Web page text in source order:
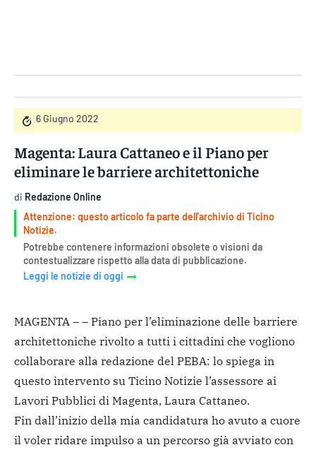
6 Giugno 2022
Magenta: Laura Cattaneo e il Piano per
eliminare le barriere architettoniche
di Redazione Online
Attenzione: questo articolo fa parte dell'archivio di Ticino
Notizie.
Potrebbe contenere informazioni obsolete o visioni da
contestualizzare rispetto alla data di pubblicazione.
Leggi le notizie di oggi
MAGENTA – – Piano per l’eliminazione delle barriere
architettoniche rivolto a tutti i cittadini che vogliono
collaborare alla redazione del PEBA: lo spiega in
questo intervento su Ticino Notizie l’assessore ai
Lavori Pubblici di Magenta, Laura Cattaneo.
Fin dall’inizio della mia candidatura ho avuto a cuore
il voler ridare impulso a un percorso già avviato con